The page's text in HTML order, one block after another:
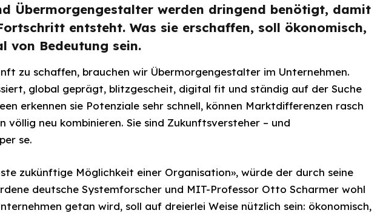
Übermorgengestalter werden dringend benötigt, damit
entsteht. Was sie erschaffen, soll ökonomisch,
von Bedeutung sein.
zu schaffen, brauchen wir Übermorgengestalter im Unternehmen.
global geprägt, blitzgescheit, digital fit und ständig auf der Suche
erkennen sie Potenziale sehr schnell, können Marktdifferenzen rasch
völlig neu kombinieren. Sie sind Zukunftsversteher – und
se.
zukünftige Möglichkeit einer Organisation», würde der durch seine
deutsche Systemforscher und MIT-Professor Otto Scharmer wohl
getan wird, soll auf dreierlei Weise nützlich sein: ökonomisch,